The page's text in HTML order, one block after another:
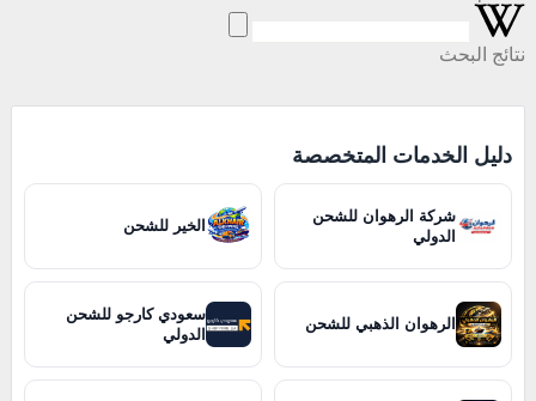
نتائج البحث
دليل الخدمات المتخصصة
شركة الرهوان للشحن
الدولي
الخير للشحن
الرهوان الذهبي للشحن
سعودي كارجو للشحن
الدولي